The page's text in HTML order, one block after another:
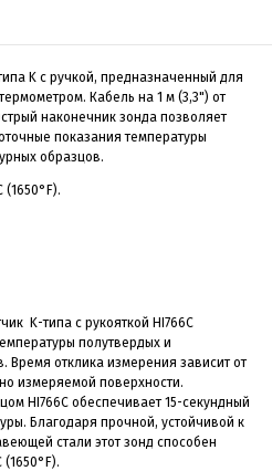
K с ручкой, предназначенный для
Кабель на 1 м (3,3") от
наконечник зонда позволяет
показания температуры
образцов.
(1650°F).
K-типа с рукояткой HI766C
полутвердых и
Время отклика измерения зависит от
измеряемой поверхности.
HI766C обеспечивает 15-секундный
Благодаря прочной, устойчивой к
стали этот зонд способен